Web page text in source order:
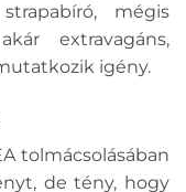
mégis
extravagáns,
igény.
tolmácsolásában
de tény, hogy